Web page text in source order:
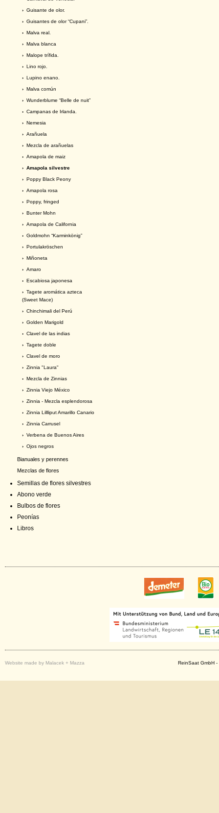
› Guisante de olor.
› Guisantes de olor “Cupani”.
› Malva real.
› Malva blanca
› Malope trífida.
› Lino rojo.
› Lupino enano.
› Malva común
› Wunderblume “Belle de nuit”
› Campanas de Irlanda.
› Nemesia
› Arañuela
› Mezcla de arañuelas
› Amapola de maiz
› Amapola silvestre
› Poppy Black Peony
› Amapola rosa
› Poppy, fringed
› Bunter Mohn
› Amapola de California
› Goldmohn “Karminkönig”
› Portulakröschen
› Miñoneta
› Amaro
› Escabiosa japonesa
› Tagete aromática azteca
(Sweet Mace)
› Chinchimali del Perú
› Golden Marigold
› Clavel de las indias
› Tagete doble
› Clavel de moro
› Zinnia "Laura"
› Mezcla de Zinnias
› Zinnia Viejo México
› Zinnia - Mezcla esplendorosa
› Zinnia Lillliput Amarillo Canario
› Zinnia Carrusel
› Verbena de Buenos Aires
› Ojos negros
Bianuales y perennes
Mezclas de flores
Semillas de flores silvestres
Abono verde
Bulbos de flores
Peonías
Libros
Website made by Malacek + Mazza ReinSaat GmbH